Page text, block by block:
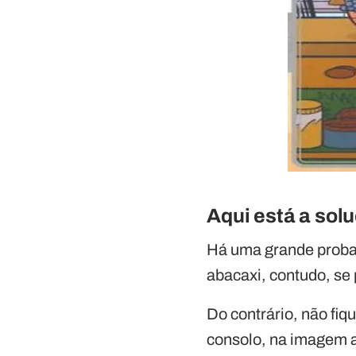
Aqui está a
Há uma grande
abacaxi, contudo, se
Do contrário, não
consolo, na imagem